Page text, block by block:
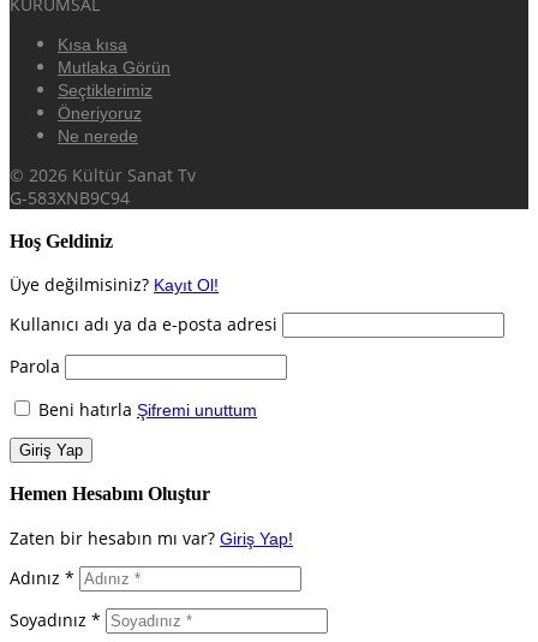
KURUMSAL
Kısa kısa
Mutlaka Görün
Seçtiklerimiz
Öneriyoruz
Ne nerede
© 2026 Kültür Sanat Tv
G-583XNB9C94
Hoş Geldiniz
Üye değilmisiniz? Kayıt Ol!
Kullanıcı adı ya da e-posta adresi
Parola
Beni hatırla Şifremi unuttum
Hemen Hesabını Oluştur
Zaten bir hesabın mı var? Giriş Yap!
Adınız *
Soyadınız *